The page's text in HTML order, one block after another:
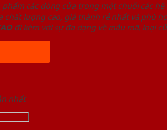
các dòng cửa trong một chuỗi các
lượng cao, giá thành rẻ nhất và phù
đi kèm với sự đa dạng về mẫu mã, loại
nhất